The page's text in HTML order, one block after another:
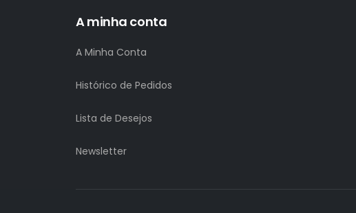
A minha conta
A Minha Conta
Histórico de Pedidos
Lista de Desejos
Newsletter